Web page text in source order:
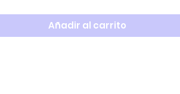
Añadir al carrito